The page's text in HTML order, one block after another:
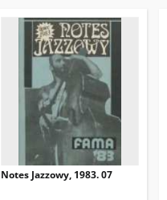
Notes Jazzowy, 1983. 07